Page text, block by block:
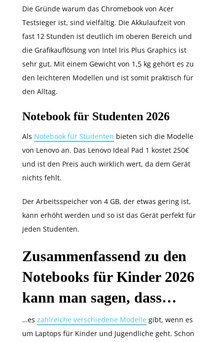
Die Gründe warum das Chromebook von Acer
Testsieger ist, sind vielfältig. Die Akkulaufzeit von
fast 12 Stunden ist deutlich im oberen Bereich und
die Grafikauflösung von Intel Iris Plus Graphics ist
sehr gut. Mit einem Gewicht von 1,5 kg gehört es zu
den leichteren Modellen und ist somit praktisch für
den Alltag.
Notebook für Studenten 2026
Als Notebook für Studenten bieten sich die Modelle
von Lenovo an. Das Lenovo Ideal Pad 1 kostet 250€
und ist den Preis auch wirklich wert, da dem Gerät
nichts fehlt.
Der Arbeitsspeicher von 4 GB, der etwas gering ist,
kann erhöht werden und so ist das Gerät perfekt für
jeden Studenten.
Zusammenfassend zu den
Notebooks für Kinder 2026
kann man sagen, dass…
…es zahlreiche verschiedene Modelle gibt, wenn es
um Laptops für Kinder und Jugendliche geht. Schon